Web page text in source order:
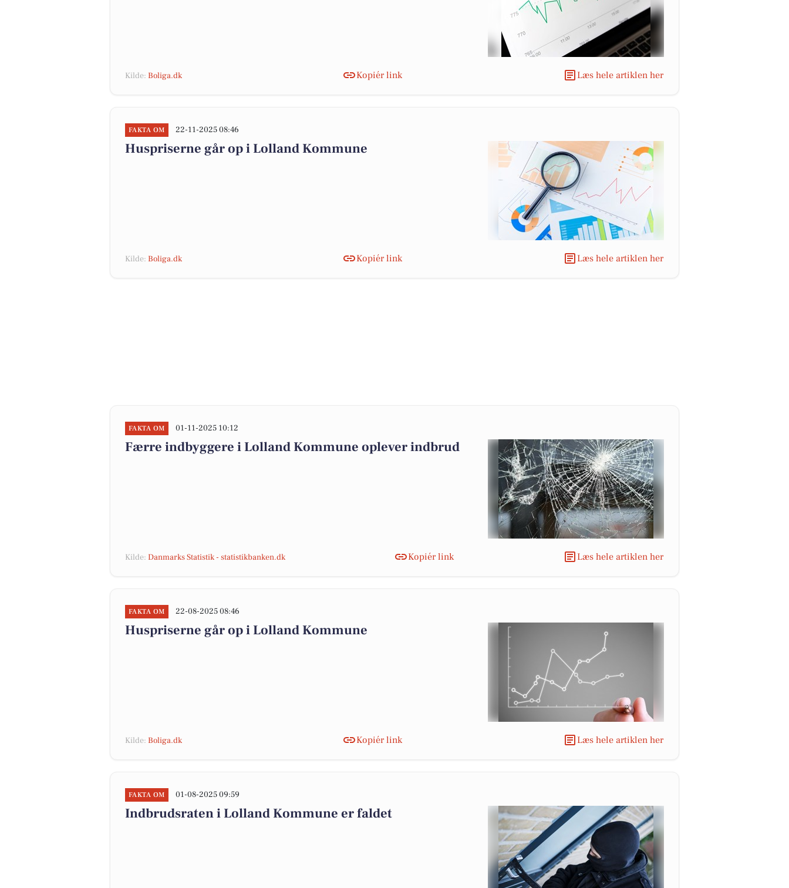
Kilde: Boliga.dk Kopiér link Læs hele artiklen her
FAKTA OM 22-11-2025 08:46
Huspriserne går op i Lolland Kommune
Kilde: Boliga.dk Kopiér link Læs hele artiklen her
FAKTA OM 01-11-2025 10:12
Færre indbyggere i Lolland Kommune oplever indbrud
Kilde: Danmarks Statistik - statistikbanken.dk Kopiér link Læs hele artiklen her
FAKTA OM 22-08-2025 08:46
Huspriserne går op i Lolland Kommune
Kilde: Boliga.dk Kopiér link Læs hele artiklen her
FAKTA OM 01-08-2025 09:59
Indbrudsraten i Lolland Kommune er faldet